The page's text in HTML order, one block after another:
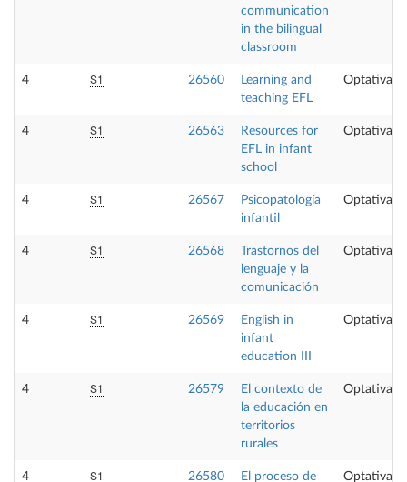
communication
in the bilingual
classroom
4 S1 26560
Learning and
teaching EFL
Optativa
4 S1 26563
Resources for
EFL in infant
school
Optativa
4 S1 26567
Psicopatología
infantil
Optativa
4 S1 26568
Trastornos del
lenguaje y la
comunicación
Optativa
4 S1 26569
English in
infant
education III
Optativa
4 S1 26579
El contexto de
la educación en
territorios
rurales
Optativa
4 S1 26580 El proceso de Optativa